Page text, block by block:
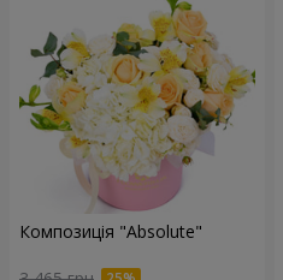
Композиція "Absolute"